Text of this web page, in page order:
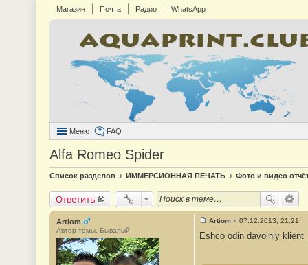
Магазин Почта Радио WhatsApp
Меню FAQ
Alfa Romeo Spider
Список разделов ИММЕРСИОННАЯ ПЕЧАТЬ Фото и видео
Ответить
Artiom
Автор темы, Бывалый
о
Artiom » 07.12.2013, 21:21
Eshco odin davolniy klient